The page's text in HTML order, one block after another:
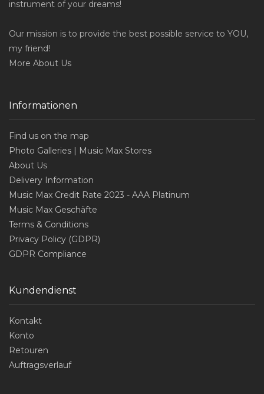
instrument of your dreams!
Our mission is to provide the best possible service to YOU,
my friend!
More About Us
Informationen
Find us on the map
Photo Galleries | Music Max Stores
About Us
Delivery Information
Music Max Credit Rate 2023 - AAA Platinum
Music Max Geschäfte
Terms & Conditions
Privacy Policy (GDPR)
GDPR Compliance
Kundendienst
Kontakt
Konto
Retouren
Auftragsverlauf